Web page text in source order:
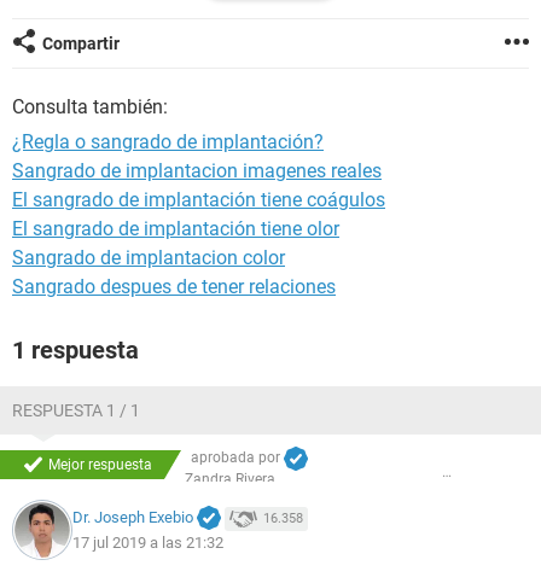
años y busco mi segundo hijo.
Compartir
Consulta también:
¿Regla o sangrado de implantación?
Sangrado de implantacion imagenes reales
El sangrado de implantación tiene coágulos
El sangrado de implantación tiene olor
Sangrado de implantacion color
Sangrado despues de tener relaciones
1 respuesta
RESPUESTA 1 / 1
Mejor respuesta
aprobada por
Zandra Rivera
Dr. Joseph Exebio 16.358
17 jul 2019 a las 21:32